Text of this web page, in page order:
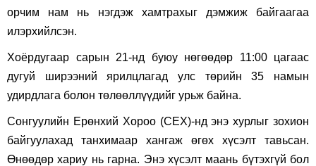
орчим нам нь нэгдэж хамтрахыг дэмжиж байгаагаа
илэрхийлсэн.
Хоёрдугаар сарын 21-нд буюу нөгөөдөр 11:00 цагаас
дугуй ширээний ярилцлагад улс төрийн 35 намын
удирдлага болон төлөөллүүдийг урьж байна.
Сонгуулийн Ерөнхий Хороо (СЕХ)-нд энэ хурлыг зохион
байгуулахад танхимаар хангаж өгөх хүсэлт тавьсан.
Өнөөдөр хариу нь гарна. Энэ хүсэлт маань бүтэхгүй бол